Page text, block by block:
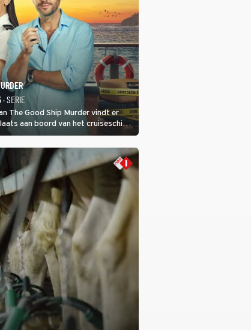
· SERIE
The Good Ship Murder vindt er
aan boord van het cruiseschip,
het slachtoffer is en
lijkt te zijn.